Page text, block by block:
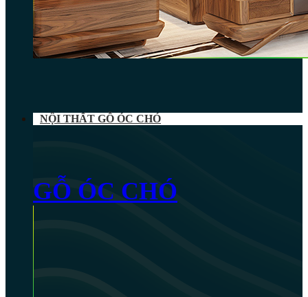
NỘI THẤT GỖ ÓC CHÓ
GỖ ÓC CHÓ